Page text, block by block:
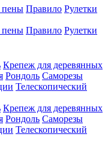
пены Правило Рулетки
пены Правило Рулетки
Крепеж для деревянных
Рондоль Саморезы
Телескопический
Крепеж для деревянных
Рондоль Саморезы
Телескопический